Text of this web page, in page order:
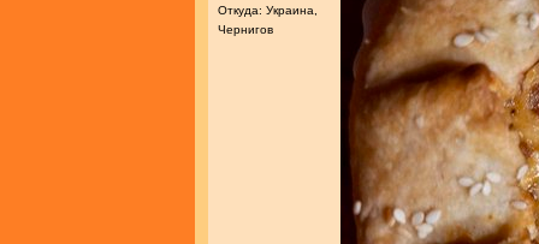
Откуда: Украина,
Чернигов